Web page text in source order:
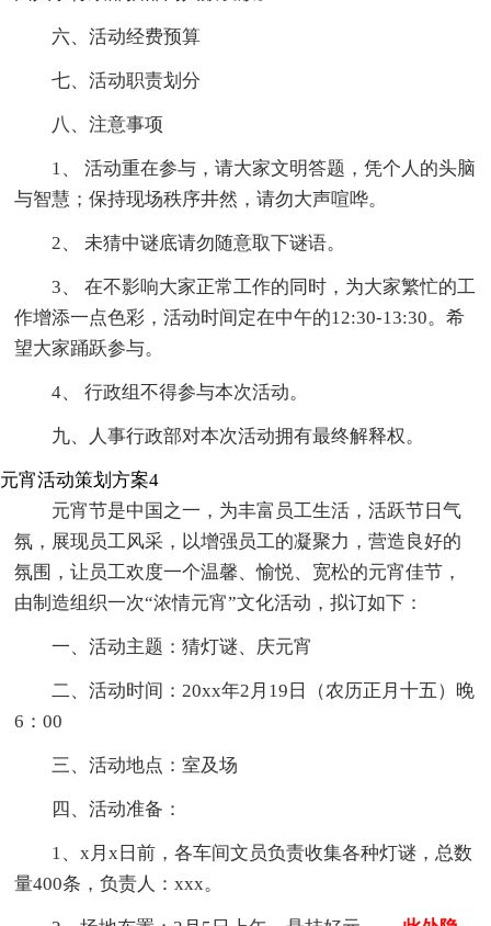
六、活动经费预算
七、活动职责划分
八、注意事项
1、 活动重在参与，请大家文明答题，凭个人的头脑
与智慧；保持现场秩序井然，请勿大声喧哗。
2、 未猜中谜底请勿随意取下谜语。
3、 在不影响大家正常工作的同时，为大家繁忙的工
作增添一点色彩，活动时间定在中午的12:30-13:30。希
望大家踊跃参与。
4、 行政组不得参与本次活动。
九、人事行政部对本次活动拥有最终解释权。
元宵活动策划方案4
元宵节是中国之一，为丰富员工生活，活跃节日气
氛，展现员工风采，以增强员工的凝聚力，营造良好的
氛围，让员工欢度一个温馨、愉悦、宽松的元宵佳节，
由制造组织一次“浓情元宵”文化活动，拟订如下：
一、活动主题：猜灯谜、庆元宵
二、活动时间：20xx年2月19日（农历正月十五）晚
6：00
三、活动地点：室及场
四、活动准备：
1、x月x日前，各车间文员负责收集各种灯谜，总数
量400条，负责人：xxx。